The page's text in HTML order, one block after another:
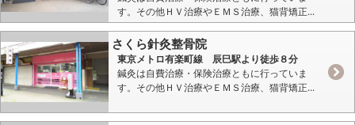
す。その他ＨＶ治療やＥＭＳ治療、猫背矯正...
さくら針灸整骨院
東京メトロ有楽町線 辰巳駅より徒歩８分
鍼灸は自費治療・保険治療ともに行っていま
す。その他ＨＶ治療やＥＭＳ治療、猫背矯正...